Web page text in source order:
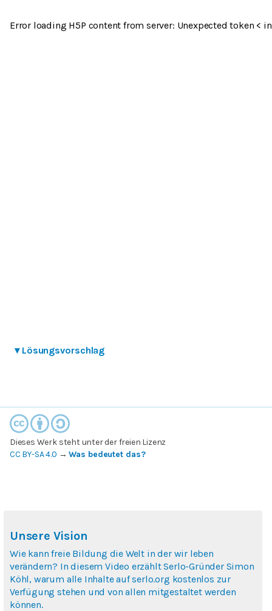
Error loading H5P content from server: Unexpected token <
▾ Lösungsvorschlag
Dieses Werk steht unter der freien Lizenz
CC BY-SA 4.0 →Was bedeutet das?
Unsere Vision
Wie kann freie Bildung die Welt in der wir leben
verändern? In diesem Video erzählt Serlo-Gründer Simon
Köhl, warum alle Inhalte auf serlo.org kostenlos zur
Verfügung stehen und von allen mitgestaltet werden
können.